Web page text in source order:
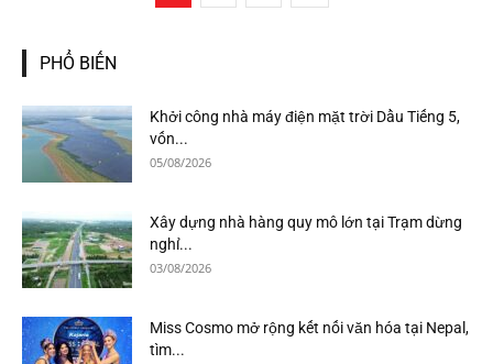
PHỔ BIẾN
Khởi công nhà máy điện mặt trời Dầu Tiếng 5,
vốn...
05/08/2026
Xây dựng nhà hàng quy mô lớn tại Trạm dừng
nghỉ...
03/08/2026
Miss Cosmo mở rộng kết nối văn hóa tại Nepal,
tìm...